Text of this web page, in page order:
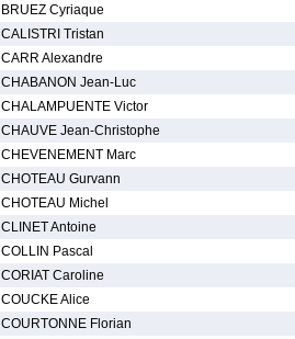
BRUEZ Cyriaque
CALISTRI Tristan
CARR Alexandre
CHABANON Jean-Luc
CHALAMPUENTE Victor
CHAUVE Jean-Christophe
CHEVENEMENT Marc
CHOTEAU Gurvann
CHOTEAU Michel
CLINET Antoine
COLLIN Pascal
CORIAT Caroline
COUCKE Alice
COURTONNE Florian